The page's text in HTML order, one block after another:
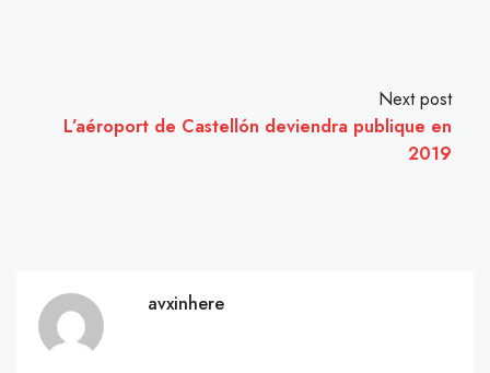
Next post
L’aéroport de Castellón deviendra publique en
2019
avxinhere